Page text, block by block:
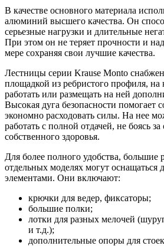
В качестве основного материала
алюминий высшего качества. Он
серьезные нагрузки и длительные
При этом он не теряет прочности и
мере сохраняя свои лучшие качества.
Лестницы серии Krause Monto
площадкой из ребристого профиля, на
работать или размещать на ней
Высокая дуга безопасности помогает
экономно расходовать силы. На нее
работать с полной отдачей, не боясь за
собственного здоровья.
Для более полного удобства, большие
отдельных моделях могут оснащаться
элементами. Они включают:
крючки для ведер, фиксаторы;
большие полки;
лотки для разных мелочей
и т.д.);
дополнительные опоры для